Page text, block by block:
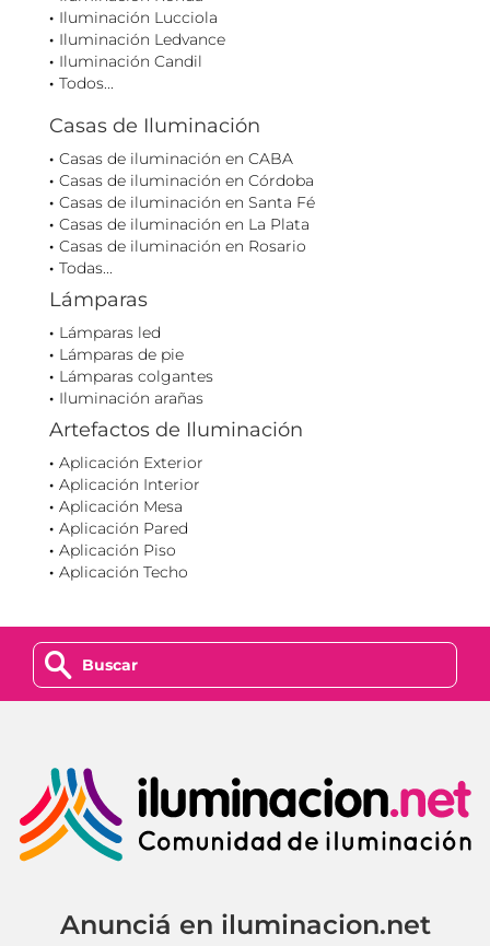
Iluminación Lucciola
Iluminación Ledvance
Iluminación Candil
Todos...
Casas de Iluminación
Casas de iluminación en CABA
Casas de iluminación en Córdoba
Casas de iluminación en Santa Fé
Casas de iluminación en La Plata
Casas de iluminación en Rosario
Todas...
Lámparas
Lámparas led
Lámparas de pie
Lámparas colgantes
Iluminación arañas
Artefactos de Iluminación
Aplicación Exterior
Aplicación Interior
Aplicación Mesa
Aplicación Pared
Aplicación Piso
Aplicación Techo
z
Anunciá en iluminacion.net